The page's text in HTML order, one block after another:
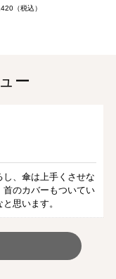
（税込）
ー
、傘は上手くさせな
首のカバーもついてい
思います。